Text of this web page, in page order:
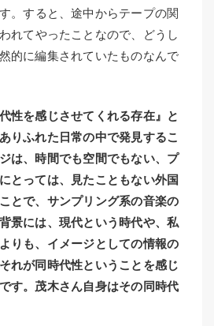
。すると、途中からテープの関
れてやったことなので、どうし
的に編集されていたものなんで
性を感じさせてくれる存在』と
りふれた日常の中で発見するこ
は、時間でも空間でもない、プ
とっては、見たこともない外国
とで、サンプリング系の音楽の
景には、現代という時代や、私
りも、イメージとしての情報の
れが同時代性ということを感じ
す。茂木さん自身はその同時代